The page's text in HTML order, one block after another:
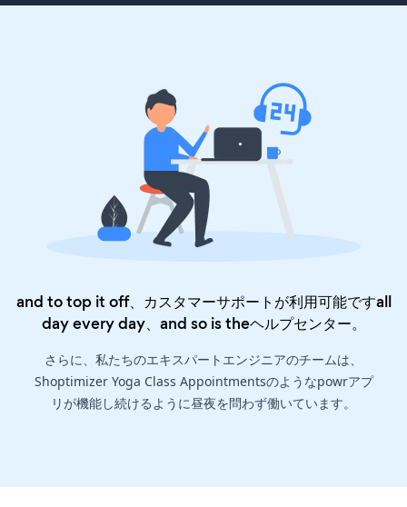
and to top it off、カスタマーサポートが利用可能ですall
day every day、and so is theヘルプセンター。
さらに、私たちのエキスパートエンジニアのチームは、
Shoptimizer Yoga Class Appointmentsのようなpowrアプ
リが機能し続けるように昼夜を問わず働いています。